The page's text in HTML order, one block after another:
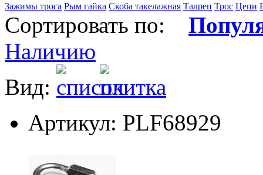
Зажимы троса Рым гайка Скоба такелажная Талреп Трос Цепи
Сортировать по:
Наличию
Вид:
Артикул: PLF68929